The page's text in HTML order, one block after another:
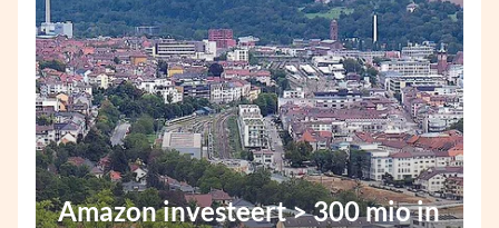
Amazon investeert > 300 mio in